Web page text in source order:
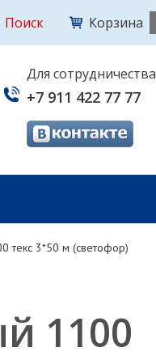
Поиск Корзина
Для сотрудничества
+7 911 422 77 77
текс 3*50 м (светофор)
1100